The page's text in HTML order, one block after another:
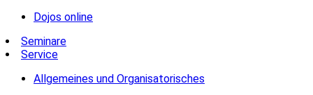
Dojos online
Seminare
Service
Allgemeines und Organisatorisches